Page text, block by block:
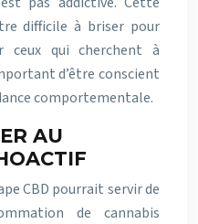
difficile à briser pour
ceux qui cherchent à
d’être conscient
comportementale.
AU
CBD pourrait servir de
de cannabis